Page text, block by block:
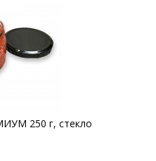
250 г, стекло